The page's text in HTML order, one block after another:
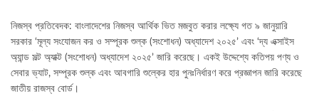
নিজস্ব প্রতিবেদক: বাংলাদেশের নিজস্ব আর্থিক ভিত মজবুত করার লক্ষ্যে গত ৯ জানুয়ারি
সরকার ‘মূল্য সংযোজন কর ও সম্পূরক শুল্ক (সংশোধন) অধ্যাদেশ ২০২৫’ এবং ‘দ্য এক্সাইস
অ্যান্ড সল্ট অ্যাক্ট (সংশোধন) অধ্যাদেশ ২০২৫’ জারি করেছে। একই উদ্দেশ্যে কতিপয় পণ্য ও
সেবার ভ্যাট, সম্পূরক শুল্ক এবং আবগারি শুল্কের হার পুনঃনির্ধারণ করে প্রজ্ঞাপন জারি করেছে
জাতীয় রাজস্ব বোর্ড।